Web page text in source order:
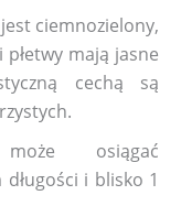
ciemnozielony,
mają jasne
cechą są
osiągać
i blisko 1